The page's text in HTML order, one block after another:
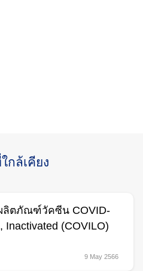
กล้เคียง
ลิตภัณฑ์วัคซีน COVID-
Inactivated (COVILO)
9 May 2566